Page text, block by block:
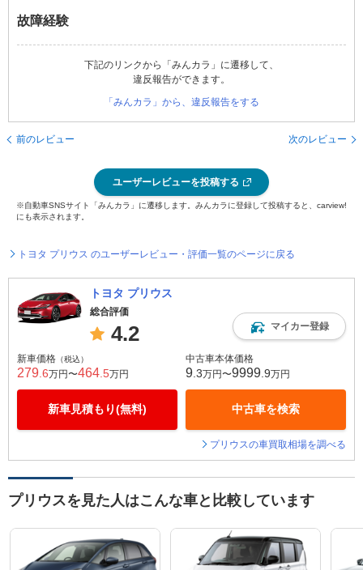
故障経験
下記のリンクから「みんカラ」に遷移して、
違反報告ができます。
「みんカラ」から、違反報告をする
前のレビュー 次のレビュー
ユーザーレビューを投稿する
※自動車SNSサイト「みんカラ」に遷移します。みんカラに登録して投稿すると、carview!
にも表示されます。
トヨタ プリウス のユーザーレビュー・評価一覧のページに戻る
トヨタ プリウス
総合評価
4.2 マイカー登録
新車価格 （税込）
279 .6万円〜464 .5万円
新車見積もり(無料)
中古車本体価格
9 .3万円〜9999 .9万円
中古車を検索
プリウスの車買取相場を調べる
プリウスを見た人はこんな車と比較しています